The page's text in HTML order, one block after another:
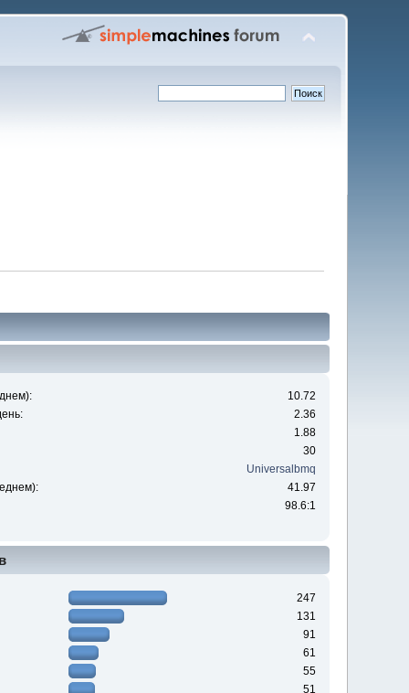
10.72
2.36
1.88
30
Universalbmq
41.97
98.6:1
247
131
91
61
55
51